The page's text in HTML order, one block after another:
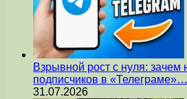
Взрывной рост с нуля: зачем
подписчиков в «Телеграме»…
31.07.2026